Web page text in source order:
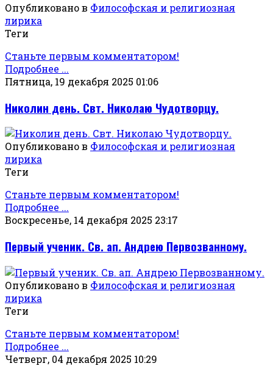
Опубликовано в Философская и религиозная
лирика
Теги
Станьте первым комментатором!
Подробнее ...
Пятница, 19 декабря 2025 01:06
Николин день. Свт. Николаю Чудотворцу.
Опубликовано в Философская и религиозная
лирика
Теги
Станьте первым комментатором!
Подробнее ...
Воскресенье, 14 декабря 2025 23:17
Первый ученик. Св. ап. Андрею Первозванному.
Опубликовано в Философская и религиозная
лирика
Теги
Станьте первым комментатором!
Подробнее ...
Четверг, 04 декабря 2025 10:29